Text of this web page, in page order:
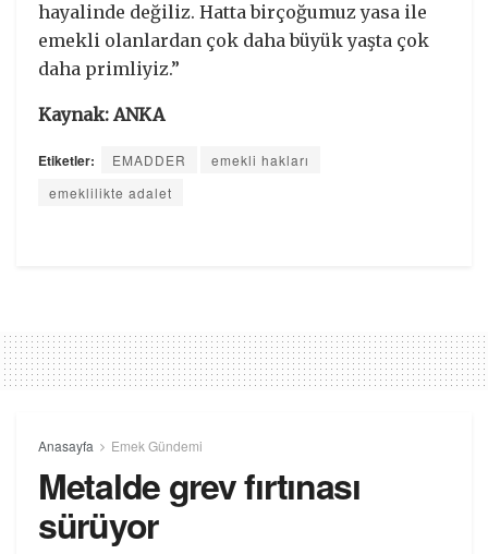
hayalinde değiliz. Hatta birçoğumuz yasa ile
emekli olanlardan çok daha büyük yaşta çok
daha primliyiz.”
Kaynak: ANKA
Etiketler: EMADDER
emekli hakları
emeklilikte adalet
Anasayfa Emek Gündemi
Metalde grev fırtınası
sürüyor